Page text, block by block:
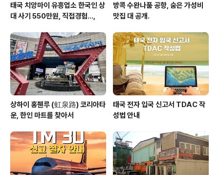
태국 치앙마이 유흥업소 한국인 상
대 사기 550만원, 직접경험...,
방콕 수완나품 공항, 숨은 가성비
맛집 대 공개.
상하이 홍췐루 (虹泉路) 코리아타
운, 한인 마트를 찾아서
태국 전자 입국 신고서 TDAC 작
성법 안내